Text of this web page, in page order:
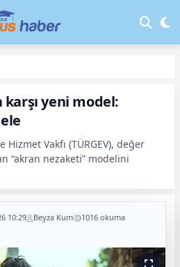
karşı yeni model:
Vakfı (TÜRGEV), değer
“akran nezaketi” modelini
10:29 Beyza Kum 1016 okuma